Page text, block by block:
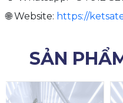
🌐 Website: https://
SẢN